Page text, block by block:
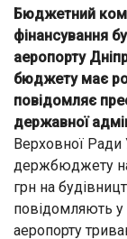
Бюджетний
фінансування
аеропорту
бюджету має
повідомляє
державної
Верховної Ради
держбюджету
грн на
повідомляють
аеропорту